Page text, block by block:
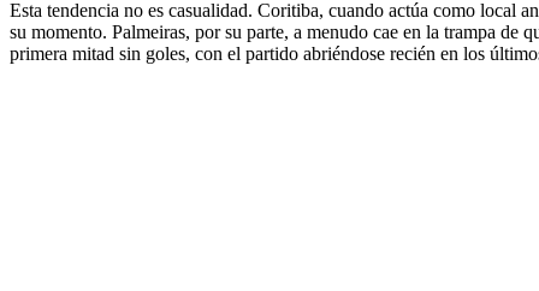
Esta tendencia no es casualidad. Coritiba, cuando actúa como local
su momento. Palmeiras, por su parte, a menudo cae en la trampa de
primera mitad sin goles, con el partido abriéndose recién en los